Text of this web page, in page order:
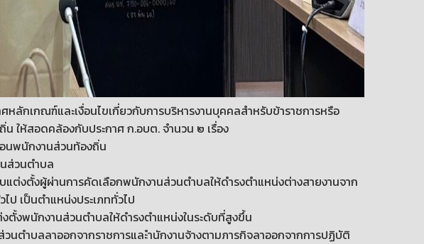
หลักเกณฑ์และเงื่อนไขเกี่ยวกับการบริหารงานบุคคลสำหรับข้าราชการหรือ
ให้สอดคล้องกับประกาศ ก.อบต. จำนวน ๒ เรื่อง
อนพนักงานส่วนท้องถิ่น
ส่วนตำบล
แต่งตั้งผู้ผ่านการคัดเลือกพนักงานส่วนตำบลให้ดำรงตำแหน่งต่างสายงานจาก
ป เป็นตำแหน่งประเภททั่วไป
งตั้งพนักงานส่วนตำบลให้ดำรงตำแหน่งในระดับที่สูงขึ้น
นตำบลลาออกจากราชการและำนักงานจ้างตามภารกิจลาออกจากการปฏิบัติ